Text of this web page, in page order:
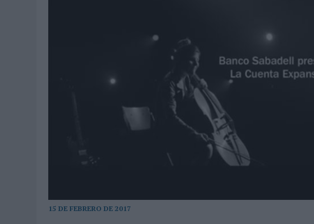
LOPESAN HOTELS & RESORTS ACERCA EL PARAÍSO CANARIO EN SU
LUIS ARQUILLOS (BURGO DE ARIAS): “LA CONSTRUCCIÓN DE MARCA A
‘EL PARAÍSO MÁS CERCA’, DE 22GRADOS PARA LOPESAN HOTELS &
‘LA ÚNICA CERVEZA DEL MUNDO QUE SE DISFRUTA DOS VECES’, DE
‘EL FÚTBOL SIN LAS PERSONAS’, DE DENTSU CREATIVE PARA ORANGE
CAPAZ, LA CERVEZA QUE CONVIERTE CADA BOTELLA EN UNA
04/08/2026 | AUDIBLE REIVINDICA EL PODER TRANSFORMADOR DEL AUDIO EN SU
15 DE FEBRERO DE 2017